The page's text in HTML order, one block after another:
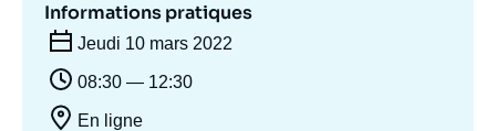
Informations pratiques
Jeudi 10 mars 2022
08:30 — 12:30
En ligne